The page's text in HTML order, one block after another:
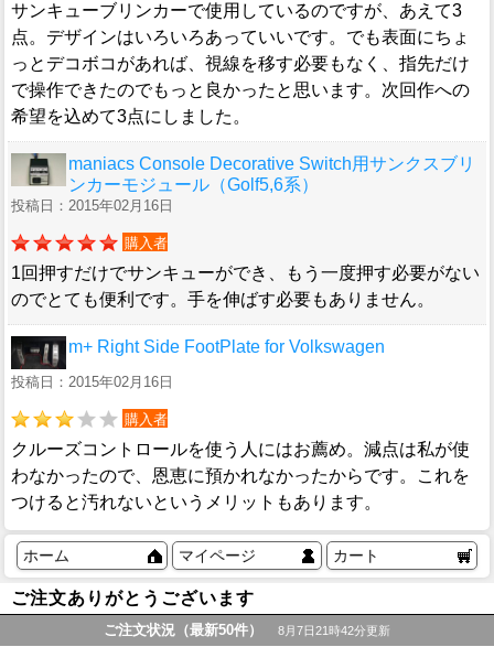
サンキューブリンカーで使用しているのですが、あえて3
点。デザインはいろいろあっていいです。でも表面にちょ
っとデコボコがあれば、視線を移す必要もなく、指先だけ
で操作できたのでもっと良かったと思います。次回作への
希望を込めて3点にしました。
maniacs Console Decorative Switch用サンクスブリ
ンカーモジュール（Golf5,6系）
投稿日：2015年02月16日
購入者
1回押すだけでサンキューができ、もう一度押す必要がない
のでとても便利です。手を伸ばす必要もありません。
m+ Right Side FootPlate for Volkswagen
投稿日：2015年02月16日
購入者
クルーズコントロールを使う人にはお薦め。減点は私が使
わなかったので、恩恵に預かれなかったからです。これを
つけると汚れないというメリットもあります。
ホーム マイページ カート
ご注文ありがとうございます